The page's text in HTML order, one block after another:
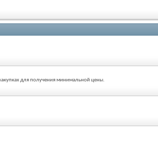
для получения минимальной цены.